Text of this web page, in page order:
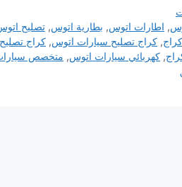
, اطارات اتوس, بطارية اتوس,تصليح
كراج, كراج تصليح سيارات اتوس, كراج
, كهربائي سيارات اتوس, متخصص